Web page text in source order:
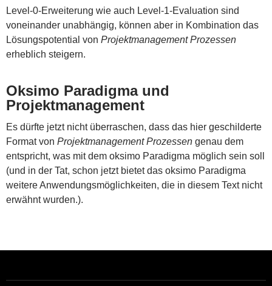
Level-0-Erweiterung wie auch Level-1-Evaluation sind
voneinander unabhängig, können aber in Kombination das
Lösungspotential von Projektmanagement Prozessen
erheblich steigern.
Oksimo Paradigma und
Projektmanagement
Es dürfte jetzt nicht überraschen, dass das hier geschilderte
Format von Projektmanagement Prozessen genau dem
entspricht, was mit dem oksimo Paradigma möglich sein soll
(und in der Tat, schon jetzt bietet das oksimo Paradigma
weitere Anwendungsmöglichkeiten, die in diesem Text nicht
erwähnt wurden.).